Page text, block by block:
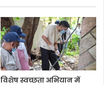
विशेष स्वच्छता अभियान में